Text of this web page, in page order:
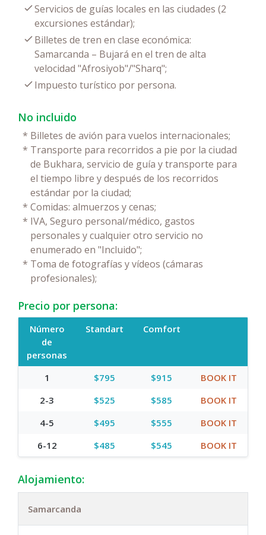
Servicios de guías locales en las ciudades (2
excursiones estándar);
Billetes de tren en clase económica:
Samarcanda – Bujará en el tren de alta
velocidad "Afrosiyob"/"Sharq";
Impuesto turístico por persona.
No incluido
* Billetes de avión para vuelos internacionales;
* Transporte para recorridos a pie por la ciudad
de Bukhara, servicio de guía y transporte para
el tiempo libre y después de los recorridos
estándar por la ciudad;
* Comidas: almuerzos y cenas;
* IVA, Seguro personal/médico, gastos
personales y cualquier otro servicio no
enumerado en "Incluido";
* Toma de fotografías y vídeos (cámaras
profesionales);
Precio por persona:
Número
de
personas
Standart Comfort
1 $795 $915
BOOK IT
2-3
$525 $585
BOOK IT
4-5
$495 $555
BOOK IT
6-12
$485 $545 BOOK IT
Alojamiento:
Samarcanda